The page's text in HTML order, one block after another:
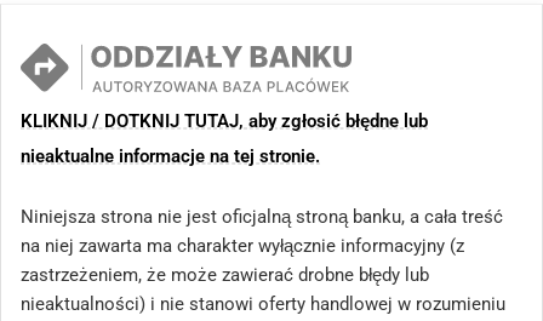
KLIKNIJ / DOTKNIJ TUTAJ, aby zgłosić błędne lub
nieaktualne informacje na tej stronie.
Niniejsza strona nie jest oficjalną stroną banku, a cała treść
na niej zawarta ma charakter wyłącznie informacyjny (z
zastrzeżeniem, że może zawierać drobne błędy lub
nieaktualności) i nie stanowi oferty handlowej w rozumieniu